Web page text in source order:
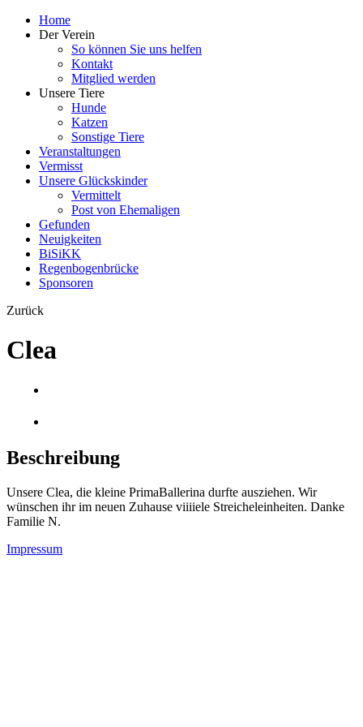
Home
Der Verein
So können Sie uns helfen
Kontakt
Mitglied werden
Unsere Tiere
Hunde
Katzen
Sonstige Tiere
Veranstaltungen
Vermisst
Unsere Glückskinder
Vermittelt
Post von Ehemaligen
Gefunden
Neuigkeiten
BiSiKK
Regenbogenbrücke
Sponsoren
Zurück
Clea
Beschreibung
Unsere Clea, die kleine PrimaBallerina durfte ausziehen. Wir
wünschen ihr im neuen Zuhause viiiiele Streicheleinheiten. Danke
Familie N.
Impressum